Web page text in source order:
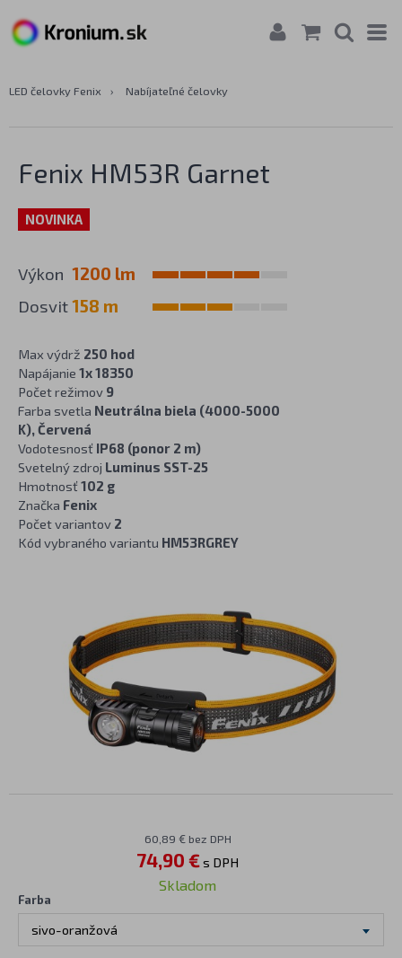
LED čelovky Fenix › Nabíjateľné čelovky
Fenix HM53R Garnet
NOVINKA
Výkon 1200 lm
Dosvit158 m
Max výdrž 250 hod
Napájanie 1x 18350
Počet režimov 9
Farba svetla Neutrálna biela (4000-5000
K), Červená
Vodotesnosť IP68 (ponor 2 m)
Svetelný zdroj Luminus SST-25
Hmotnosť 102 g
Značka Fenix
Počet variantov 2
Kód vybraného variantu HM53RGREY
60,89 € bez DPH
74,90 €s DPH
Skladom
Farba
sivo-oranžová